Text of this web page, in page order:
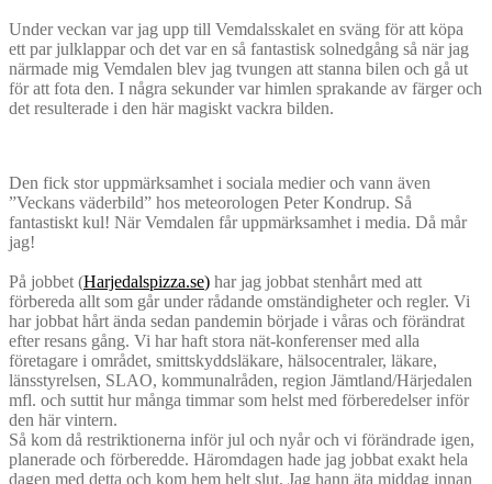
Under veckan var jag upp till Vemdalsskalet en sväng för att köpa
ett par julklappar och det var en så fantastisk solnedgång så när jag
närmade mig Vemdalen blev jag tvungen att stanna bilen och gå ut
för att fota den. I några sekunder var himlen sprakande av färger och
det resulterade i den här magiskt vackra bilden.
Den fick stor uppmärksamhet i sociala medier och vann även
”Veckans väderbild” hos meteorologen Peter Kondrup. Så
fantastiskt kul! När Vemdalen får uppmärksamhet i media. Då mår
jag!
På jobbet (Harjedalspizza.se) har jag jobbat stenhårt med att
förbereda allt som går under rådande omständigheter och regler. Vi
har jobbat hårt ända sedan pandemin började i våras och förändrat
efter resans gång. Vi har haft stora nät-konferenser med alla
företagare i området, smittskyddsläkare, hälsocentraler, läkare,
länsstyrelsen, SLAO, kommunalråden, region Jämtland/Härjedalen
mfl. och suttit hur många timmar som helst med förberedelser inför
den här vintern.
Så kom då restriktionerna inför jul och nyår och vi förändrade igen,
planerade och förberedde. Häromdagen hade jag jobbat exakt hela
dagen med detta och kom hem helt slut. Jag hann äta middag innan